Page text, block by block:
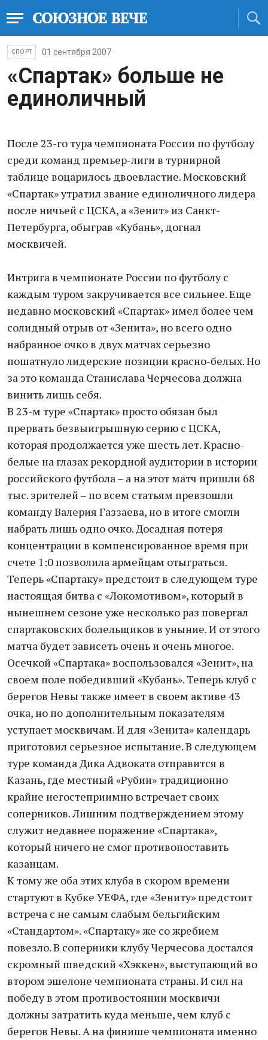
СПОРТ 01 сентября 2007
«Спартак» больше не
единоличный
После 23-го тура чемпионата России по футболу
среди команд премьер-лиги в турнирной
таблице воцарилось двоевластие. Московский
«Спартак» утратил звание единоличного лидера
после ничьей с ЦСКА, а «Зенит» из Санкт-
Петербурга, обыграв «Кубань», догнал
москвичей.
Интрига в чемпионате России по футболу с
каждым туром закручивается все сильнее. Еще
недавно московский «Спартак» имел более чем
солидный отрыв от «Зенита», но всего одно
набранное очко в двух матчах серьезно
пошатнуло лидерские позиции красно-белых. Но
за это команда Станислава Черчесова должна
винить лишь себя.
В 23-м туре «Спартак» просто обязан был
прервать безвыигрышную серию с ЦСКА,
которая продолжается уже шесть лет. Красно-
белые на глазах рекордной аудитории в истории
российского футбола – а на этот матч пришли 68
тыс. зрителей – по всем статьям превзошли
команду Валерия Газзаева, но в итоге смогли
набрать лишь одно очко. Досадная потеря
концентрации в компенсированное время при
счете 1:0 позволила армейцам отыграться.
Теперь «Спартаку» предстоит в следующем туре
настоящая битва с «Локомотивом», который в
нынешнем сезоне уже несколько раз повергал
спартаковских болельщиков в уныние. И от этого
матча будет зависеть очень и очень многое.
Осечкой «Спартака» воспользовался «Зенит», на
своем поле победивший «Кубань». Теперь клуб с
берегов Невы также имеет в своем активе 43
очка, но по дополнительным показателям
уступает москвичам. И для «Зенита» календарь
приготовил серьезное испытание. В следующем
туре команда Дика Адвоката отправится в
Казань, где местный «Рубин» традиционно
крайне негостеприимно встречает своих
соперников. Лишним подтверждением этому
служит недавнее поражение «Спартака»,
который ничего не смог противопоставить
казанцам.
К тому же оба этих клуба в скором времени
стартуют в Кубке УЕФА, где «Зениту» предстоит
встреча с не самым слабым бельгийским
«Стандартом». «Спартаку» же со жребием
повезло. В соперники клубу Черчесова достался
скромный шведский «Хэккен», выступающий во
втором эшелоне чемпионата страны. И сил на
победу в этом противостоянии москвичи
должны затратить куда меньше, чем клуб с
берегов Невы. А на финише чемпионата именно